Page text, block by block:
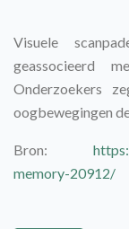
Visuele
geassocieerd
Onderzoekers
oogbewegingen
Bron:
memory-20912/